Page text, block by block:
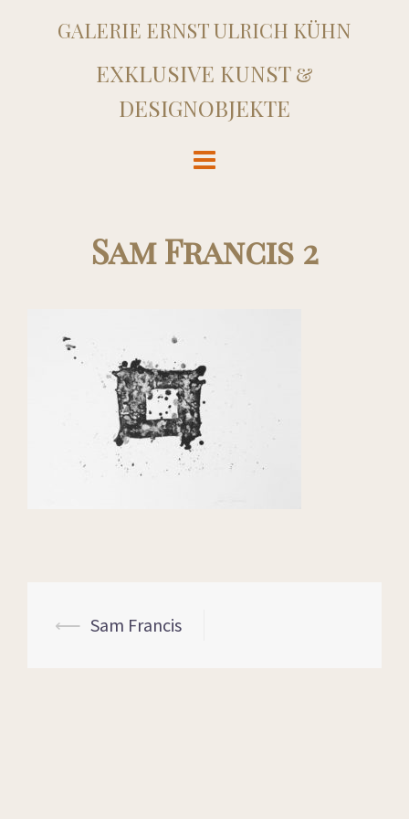
GALERIE ERNST ULRICH KÜHN
EXKLUSIVE KUNST &
DESIGNOBJEKTE
Sam Francis 2
⟵ Sam Francis